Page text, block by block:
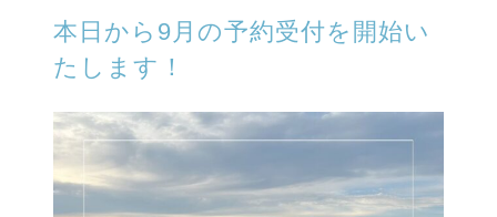
本日から9月の予約受付を開始い
たします！